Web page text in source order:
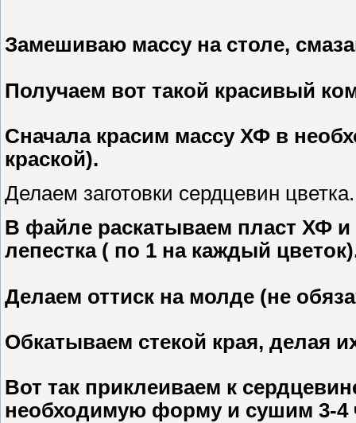
Замешиваю массу на столе,
Получаем вот такой красивый
Сначала красим массу ХФ в
краской).
Делаем заготовки сердцевин
В файле раскатываем пласт ХФ
лепестка ( по 1 на каждый
Делаем оттиск на молде (не
Обкатываем стекой края, делая
Вот так приклеиваем к
необходимую форму и сушим 3-4